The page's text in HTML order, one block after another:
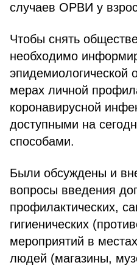
случаев ОРВИ у
Чтобы снять
необходимо
эпидемиологической
мерах личной
коронавирусной
доступными на
способами.
Были обсуждены и
вопросы введения
профилактических,
гигиенических
мероприятий в
людей (магазины,